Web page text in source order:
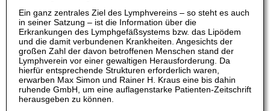
Ein ganz zentrales Ziel des Lymphvereins – so steht es auch
in seiner Satzung – ist die Information über die
Erkrankungen des Lymphgefäßsystems bzw. das Lipödem
und die damit verbundenen Krankheiten. Angesichts der
großen Zahl der davon betroffenen Menschen stand der
Lymphverein vor einer gewaltigen Herausforderung. Da
hierfür entsprechende Strukturen erforderlich waren,
erwarben Max Simon und Rainer H. Kraus eine bis dahin
ruhende GmbH, um eine auflagenstarke Patienten-Zeitschrift
herausgeben zu können.